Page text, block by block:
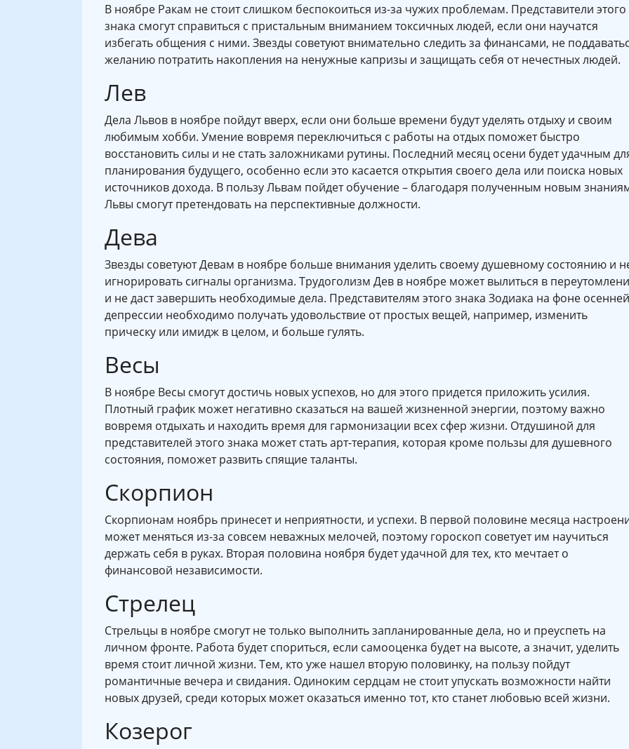
В ноябре Ракам не стоит слишком беспокоиться из-за чужих проблемам. Представители этого
знака смогут справиться с пристальным вниманием токсичных людей, если они научатся
избегать общения с ними. Звезды советуют внимательно следить за финансами, не
желанию потратить накопления на ненужные капризы и защищать себя от нечестных людей.
Лев
Дела Львов в ноябре пойдут вверх, если они больше времени будут уделять отдыху и своим
любимым хобби. Умение вовремя переключиться с работы на отдых поможет быстро
восстановить силы и не стать заложниками рутины. Последний месяц осени будет удачным
планирования будущего, особенно если это касается открытия своего дела или поиска новых
источников дохода. В пользу Львам пойдет обучение – благодаря полученным новым
Львы смогут претендовать на перспективные должности.
Дева
Звезды советуют Девам в ноябре больше внимания уделить своему душевному состоянию и
игнорировать сигналы организма. Трудоголизм Дев в ноябре может вылиться в
и не даст завершить необходимые дела. Представителям этого знака Зодиака на фоне осенней
депрессии необходимо получать удовольствие от простых вещей, например, изменить
прическу или имидж в целом, и больше гулять.
Весы
В ноябре Весы смогут достичь новых успехов, но для этого придется приложить усилия.
Плотный график может негативно сказаться на вашей жизненной энергии, поэтому важно
вовремя отдыхать и находить время для гармонизации всех сфер жизни. Отдушиной для
представителей этого знака может стать арт-терапия, которая кроме пользы для душевного
состояния, поможет развить спящие таланты.
Скорпион
Скорпионам ноябрь принесет и неприятности, и успехи. В первой половине месяца
может меняться из-за совсем неважных мелочей, поэтому гороскоп советует им научиться
держать себя в руках. Вторая половина ноября будет удачной для тех, кто мечтает о
финансовой независимости.
Стрелец
Стрельцы в ноябре смогут не только выполнить запланированные дела, но и преуспеть на
личном фронте. Работа будет спориться, если самооценка будет на высоте, а значит, уделить
время стоит личной жизни. Тем, кто уже нашел вторую половинку, на пользу пойдут
романтичные вечера и свидания. Одиноким сердцам не стоит упускать возможности найти
новых друзей, среди которых может оказаться именно тот, кто станет любовью всей жизни.
Козерог